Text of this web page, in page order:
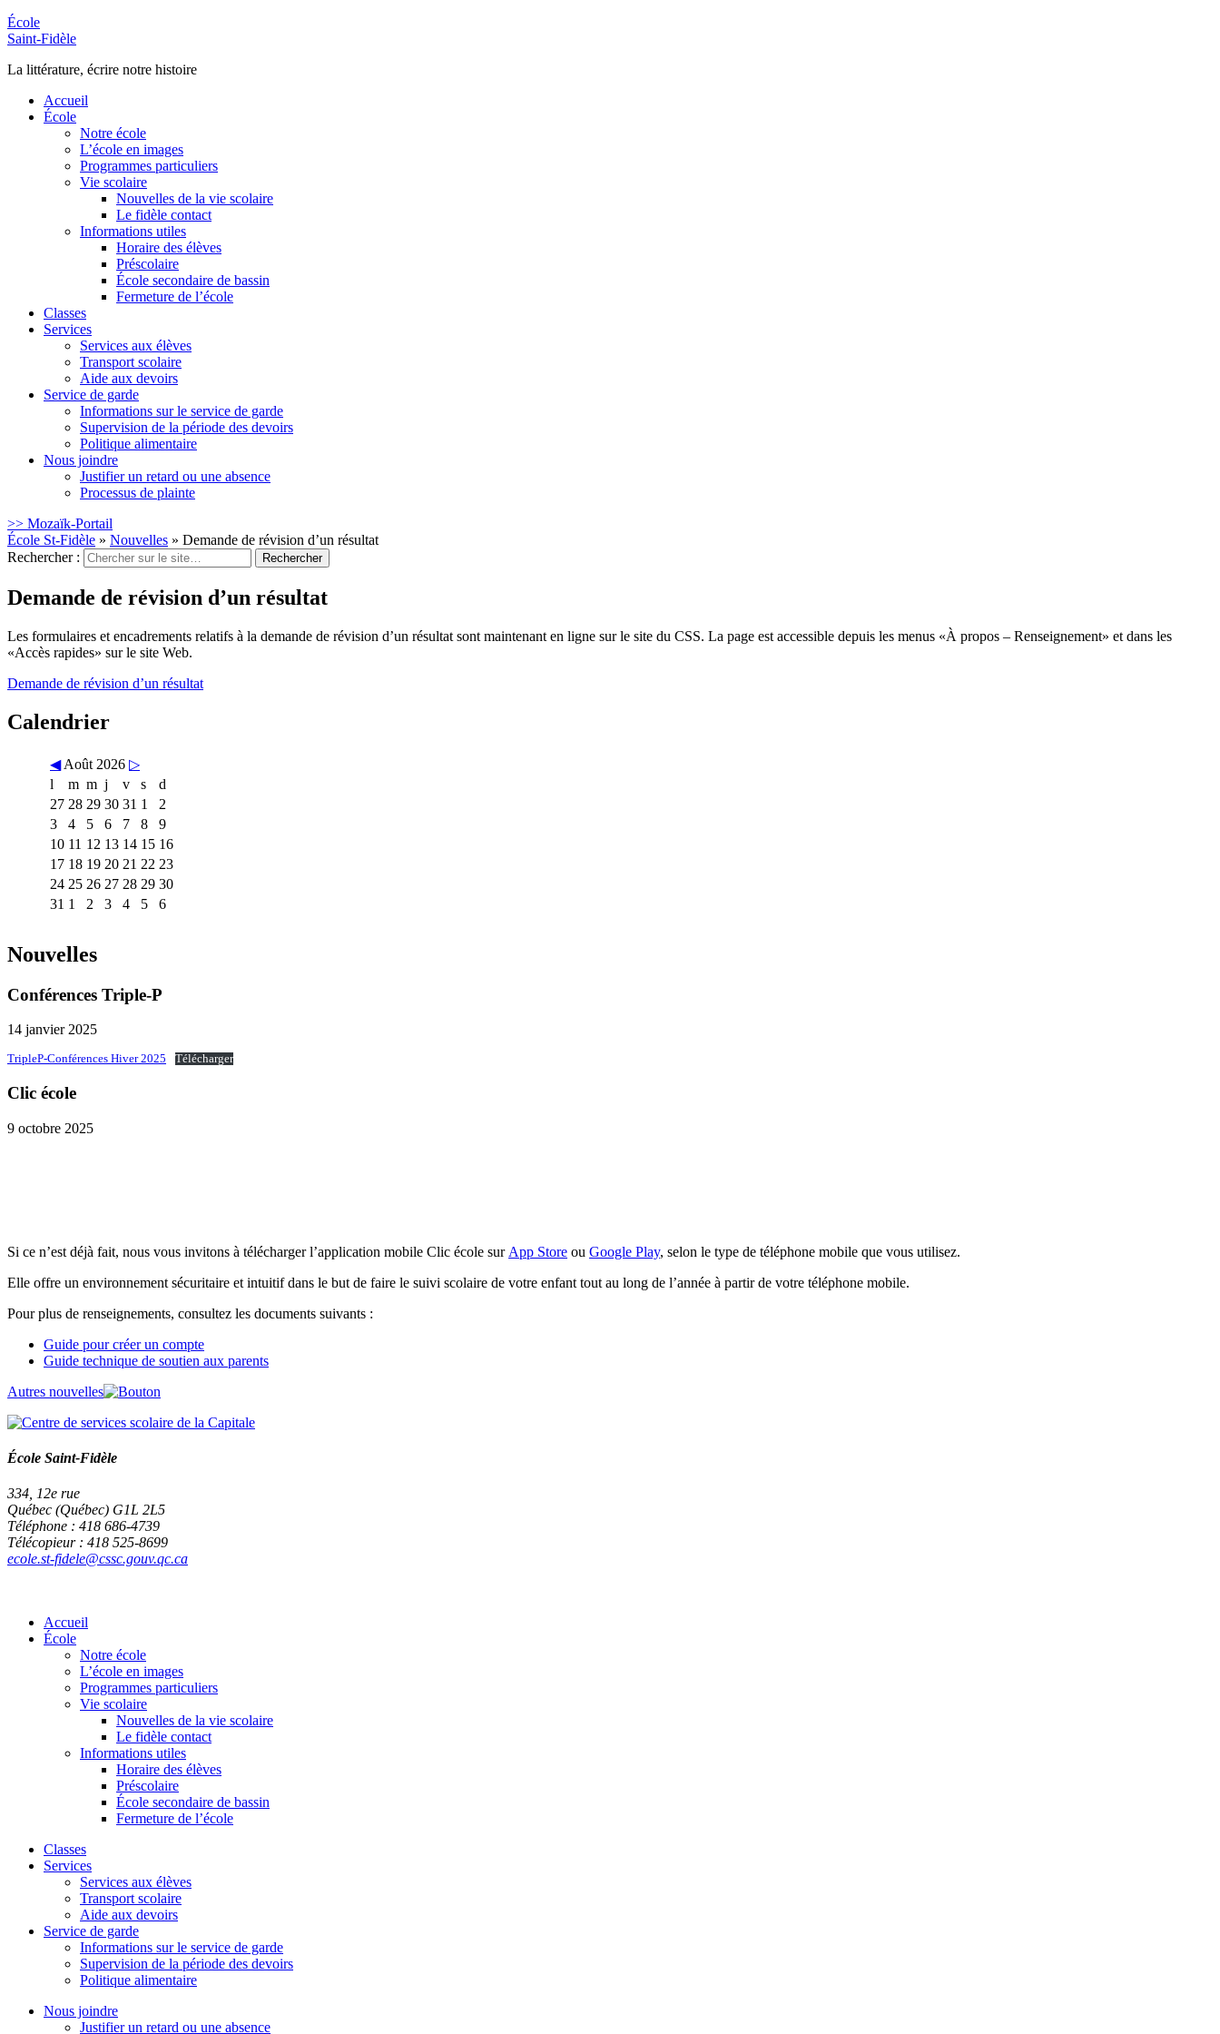
École
Saint-Fidèle
La littérature, écrire notre histoire
Accueil
École
Notre école
L’école en images
Programmes particuliers
Vie scolaire
Nouvelles de la vie scolaire
Le fidèle contact
Informations utiles
Horaire des élèves
Préscolaire
École secondaire de bassin
Fermeture de l’école
Classes
Services
Services aux élèves
Transport scolaire
Aide aux devoirs
Service de garde
Informations sur le service de garde
Supervision de la période des devoirs
Politique alimentaire
Nous joindre
Justifier un retard ou une absence
Processus de plainte
>> Mozaïk-Portail
École St-Fidèle » Nouvelles » Demande de révision d’un résultat
Rechercher :
Demande de révision d’un résultat
Les formulaires et encadrements relatifs à la demande de révision d’un résultat sont maintenant en ligne sur le site du CSS. La page est accessible depuis les menus «À propos – Renseignement» et dans les
«Accès rapides» sur le site Web.
Demande de révision d’un résultat
Calendrier
◀ Août 2026 ▷
l
m m j v s
d
27 28 29 30 31 1
2
3
4 5 6 7 8
9
10 11 12 13 14 15 16
17 18 19 20 21 22 23
24 25 26 27 28 29 30
31 1 2 3 4 5 6
Nouvelles
Conférences Triple-P
14 janvier 2025
TripleP-Conférences Hiver 2025 Télécharger
Clic école
9 octobre 2025
Si ce n’est déjà fait, nous vous invitons à télécharger l’application mobile Clic école sur App Store ou Google Play, selon le type de téléphone mobile que vous utilisez.
Elle offre un environnement sécuritaire et intuitif dans le but de faire le suivi scolaire de votre enfant tout au long de l’année à partir de votre téléphone mobile.
Pour plus de renseignements, consultez les documents suivants :
Guide pour créer un compte
Guide technique de soutien aux parents
Autres nouvelles
École Saint-Fidèle
334, 12e rue
Québec (Québec) G1L 2L5
Téléphone : 418 686-4739
Télécopieur : 418 525-8699
ecole.st-fidele@cssc.gouv.qc.ca
Accueil
École
Notre école
L’école en images
Programmes particuliers
Vie scolaire
Nouvelles de la vie scolaire
Le fidèle contact
Informations utiles
Horaire des élèves
Préscolaire
École secondaire de bassin
Fermeture de l’école
Classes
Services
Services aux élèves
Transport scolaire
Aide aux devoirs
Service de garde
Informations sur le service de garde
Supervision de la période des devoirs
Politique alimentaire
Nous joindre
Justifier un retard ou une absence